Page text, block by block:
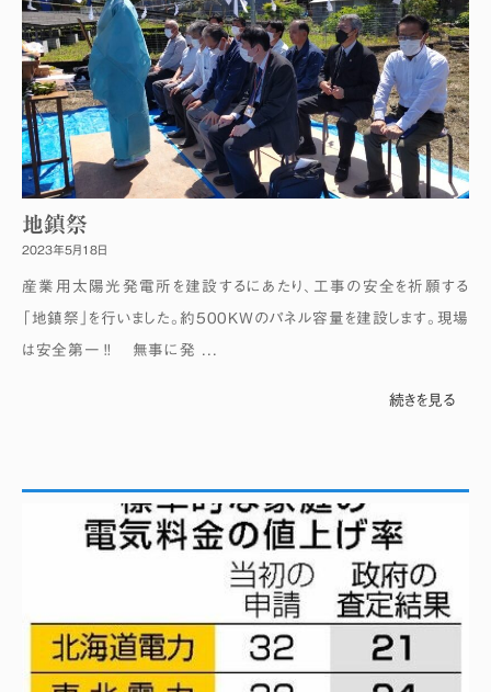
地鎮祭
2023年5月18日
産業用太陽光発電所を建設するにあたり、工事の安全を祈願する
「地鎮祭」を行いました。約500KWのパネル容量を建設します。現場
は安全第一‼ 無事に発 ...
続きを見る